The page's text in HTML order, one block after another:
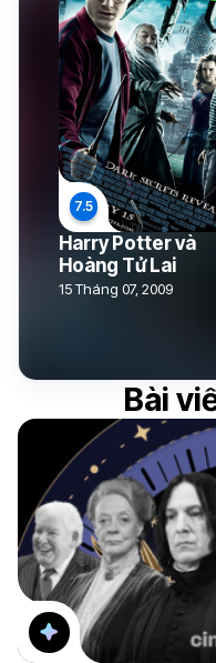
Harry Potter và
Hoàng Tử Lai
15 Tháng 07, 2009
Bài